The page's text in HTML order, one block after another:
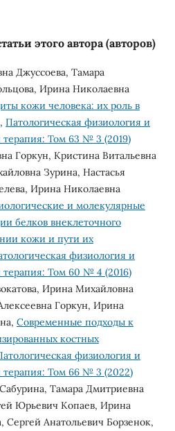
этого автора (авторов)
Джуссоева, Тамара
Ирина Николаевна
кожи человека: их роль в
, Патологическая физиология и
терапия: Том 63 № 3 (2019)
Горкун, Кристина Витальевна
Зурина, Настасья
Ирина Николаевна
и молекулярные
белков внеклеточного
кожи и пути их
физиология и
терапия: Том 60 № 4 (2016)
Ирина Михайловна
Горкун, Ирина
Современные подходы к
костных
физиология и
терапия: Том 66 № 3 (2022)
Тамара Дмитриевна
Юрьевич Копаев, Ирина
Сергей Анатольевич Борзенок,